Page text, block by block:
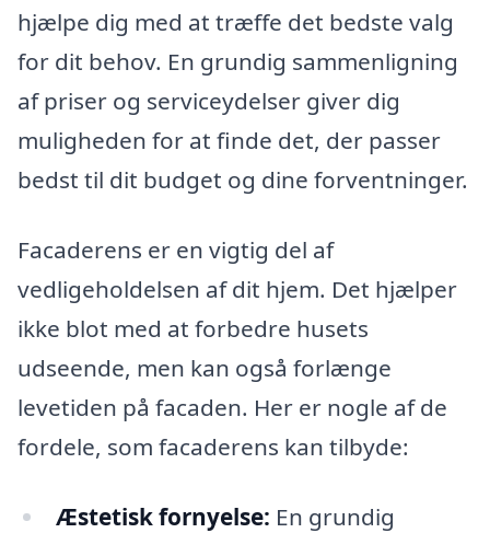
hjælpe dig med at træffe det bedste valg
for dit behov. En grundig sammenligning
af priser og serviceydelser giver dig
muligheden for at finde det, der passer
bedst til dit budget og dine forventninger.
Facaderens er en vigtig del af
vedligeholdelsen af dit hjem. Det hjælper
ikke blot med at forbedre husets
udseende, men kan også forlænge
levetiden på facaden. Her er nogle af de
fordele, som facaderens kan tilbyde:
Æstetisk fornyelse: En grundig